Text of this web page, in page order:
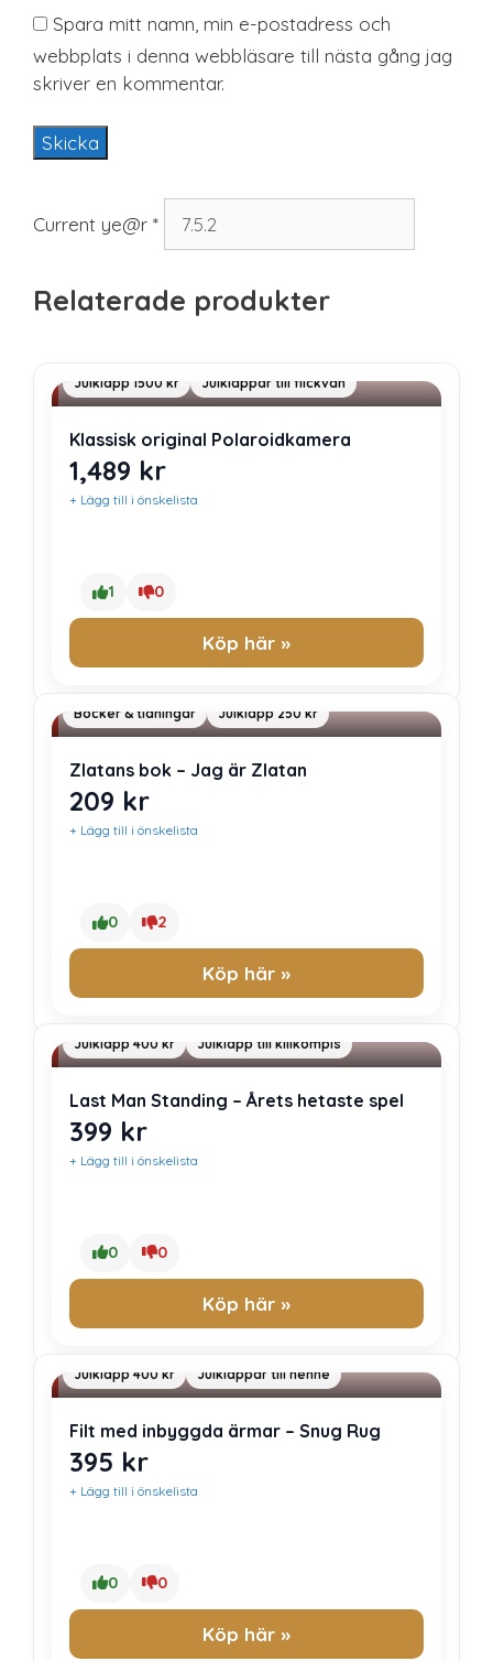
Spara mitt namn, min e-postadress och
webbplats i denna webbläsare till nästa gång jag
skriver en kommentar.
Current ye@r *
Relaterade produkter
Julklapp 1500 kr Julklappar till flickvän
Klassisk original Polaroidkamera
1,489 kr
+ Lägg till i önskelista
1 0
Köp här »
Böcker & tidningar Julklapp 250 kr
Zlatans bok – Jag är Zlatan
209 kr
+ Lägg till i önskelista
0 2
Köp här »
Julklapp 400 kr Julklapp till killkompis
Last Man Standing – Årets hetaste spel
399 kr
+ Lägg till i önskelista
0 0
Köp här »
Julklapp 400 kr Julklappar till henne
Filt med inbyggda ärmar – Snug Rug
395 kr
+ Lägg till i önskelista
0 0
Köp här »